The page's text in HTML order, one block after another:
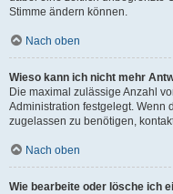
Stimme ändern können.
Nach oben
Wieso kann ich nicht mehr
Die maximal zulässige Anzahl
Administration festgelegt. Wenn
zugelassen zu benötigen,
Nach oben
Wie bearbeite oder lösche ich